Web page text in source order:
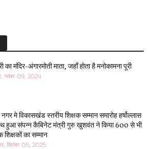
का मंदिर-अंगारमोती माता, जहाँ होता है मनोकामना पूरी
नवंबर 09, 2024
मे विकासखंड स्तरीय शिक्षक सम्मान समारोह हर्षोल्लास
हुआ संपन्न कैबिनेट मंत्री गुरु खुशवंत ने किया 600 से भी
शिक्षकों का सम्मान
सितंबर 05, 2025